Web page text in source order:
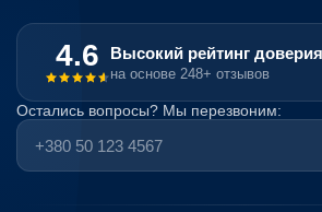
4.6 Высокий рейтинг доверия
на основе 248+ отзывов
Остались вопросы? Мы перезвоним: